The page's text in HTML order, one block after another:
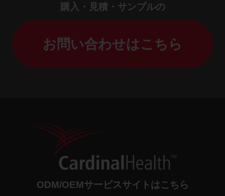
購入・見積・サンプルの
お問い合わせはこちら
ODM/OEMサービスサイトはこちら